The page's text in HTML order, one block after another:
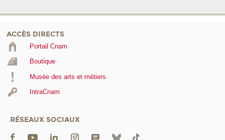
ACCÈS DIRECTS
Portail Cnam
Boutique
Musée des arts et métiers
IntraCnam
RÉSEAUX SOCIAUX